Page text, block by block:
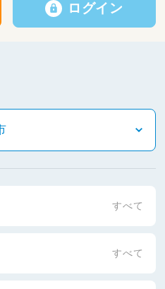
ログイン
すべて
すべて